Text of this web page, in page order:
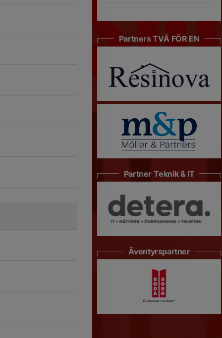
Partners TVÅ FÖR EN
Partner Teknik & IT
Äventyrspartner